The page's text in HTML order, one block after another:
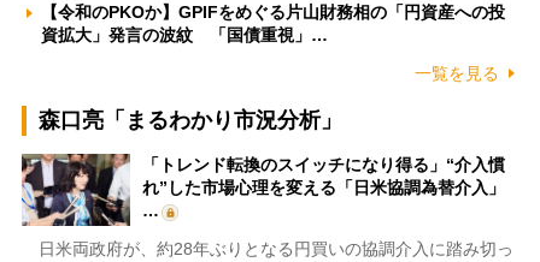
【令和のPKOか】GPIFをめぐる片山財務相の「円資産への投
資拡大」発言の波紋 「国債重視」…
一覧を見る
森口亮「まるわかり市況分析」
「トレンド転換のスイッチになり得る」“介入慣
れ”した市場心理を変える「日米協調為替介入」
…
日米両政府が、約28年ぶりとなる円買いの協調介入に踏み切っ